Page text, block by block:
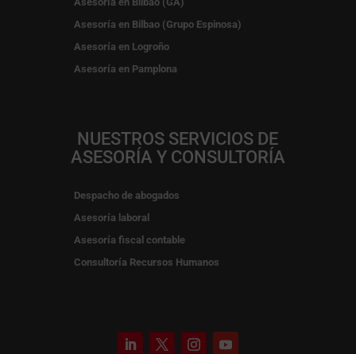
Asesoría en Bilbao (Grupo Espinosa)
Asesoría en Logroño
Asesoría en Pamplona
NUESTROS SERVICIOS DE
ASESORÍA Y CONSULTORÍA
Despacho de abogados
Asesoría laboral
Asesoría fiscal contable
Consultoría Recursos Humanos